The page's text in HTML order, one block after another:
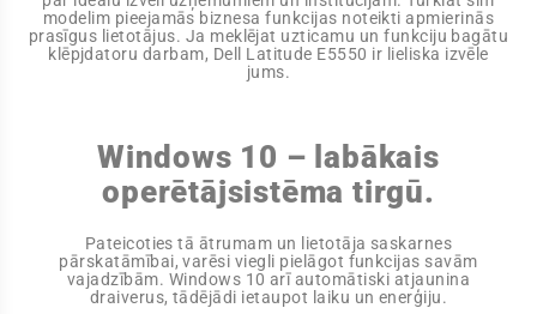
modelim pieejamās biznesa funkcijas noteikti apmierinās
prasīgus lietotājus. Ja meklējat uzticamu un funkciju bagātu
klēpjdatoru darbam, Dell Latitude E5550 ir lieliska izvēle
jums.
Windows 10 – labākais
operētājsistēma tirgū.
Pateicoties tā ātrumam un lietotāja saskarnes
pārskatāmībai, varēsi viegli pielāgot funkcijas savām
vajadzībām. Windows 10 arī automātiski atjaunina
draiverus, tādējādi ietaupot laiku un enerģiju.